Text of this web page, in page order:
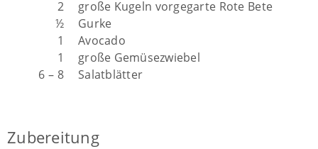
2
große Kugeln vorgegarte Rote Bete
½
Gurke
1
Avocado
1
große Gemüsezwiebel
6 – 8
Salatblätter
Zubereitung